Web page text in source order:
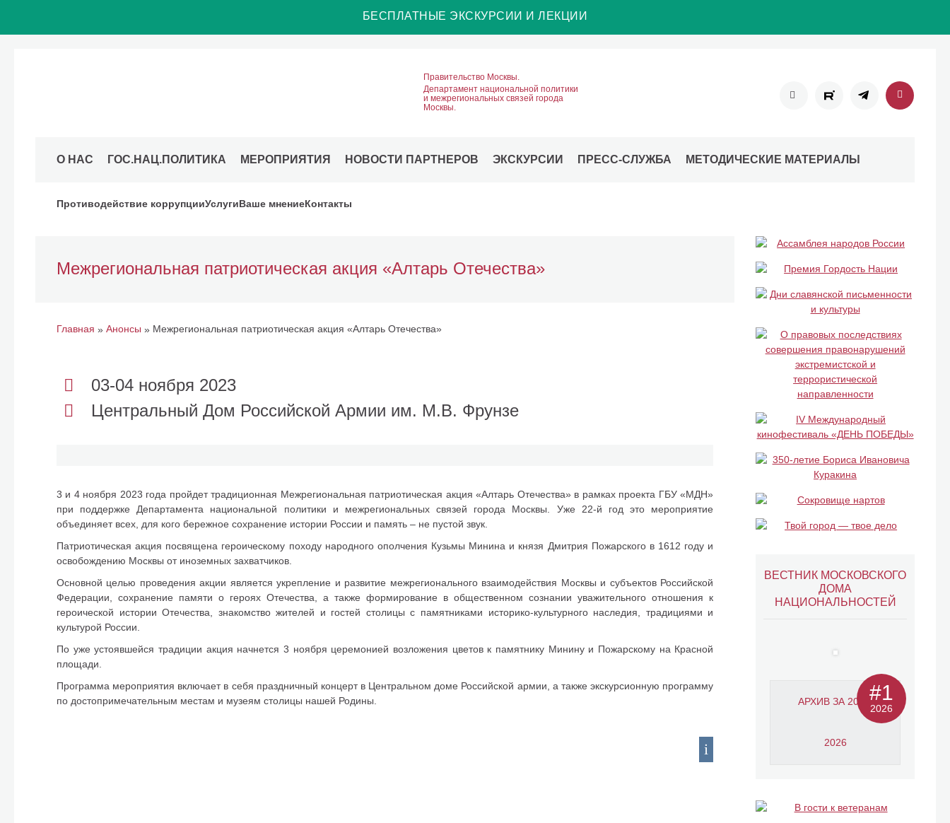
БЕСПЛАТНЫЕ ЭКСКУРСИИ И ЛЕКЦИИ
Правительство Москвы.
Департамент национальной политики
и межрегиональных связей города
Москвы.
О НАС ГОС.НАЦ.ПОЛИТИКА МЕРОПРИЯТИЯ НОВОСТИ ПАРТНЕРОВ ЭКСКУРСИИ ПРЕСС-СЛУЖБА МЕТОДИЧЕСКИЕ МАТЕРИАЛЫ
Противодействие коррупцииУслугиВаше мнениеКонтакты
Межрегиональная патриотическая акция «Алтарь Отечества»
Главная » Анонсы » Межрегиональная патриотическая акция «Алтарь Отечества»
03-04 ноября 2023
Центральный Дом Российской Армии им. М.В. Фрунзе
3 и 4 ноября 2023 года пройдет традиционная Межрегиональная патриотическая акция «Алтарь Отечества» в рамках проекта ГБУ «МДН»
при поддержке Департамента национальной политики и межрегиональных связей города Москвы. Уже 22-й год это мероприятие
объединяет всех, для кого бережное сохранение истории России и память – не пустой звук.
Патриотическая акция посвящена героическому походу народного ополчения Кузьмы Минина и князя Дмитрия Пожарского в 1612 году и
освобождению Москвы от иноземных захватчиков.
Основной целью проведения акции является укрепление и развитие межрегионального взаимодействия Москвы и субъектов Российской
Федерации, сохранение памяти о героях Отечества, а также формирование в общественном сознании уважительного отношения к
героической истории Отечества, знакомство жителей и гостей столицы с памятниками историко-культурного наследия, традициями и
культурой России.
По уже устоявшейся традиции акция начнется 3 ноября церемонией возложения цветов к памятнику Минину и Пожарскому на Красной
площади.
Программа мероприятия включает в себя праздничный концерт в Центральном доме Российской армии, а также экскурсионную программу
по достопримечательным местам и музеям столицы нашей Родины.
ВЕСТНИК МОСКОВСКОГО
ДОМА
НАЦИОНАЛЬНОСТЕЙ
АРХИВ ЗА 2011-
2026
#1
2026